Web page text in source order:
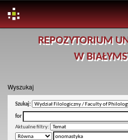
REPOZYTORIUM
W
Wyszukaj
Szukaj:
for
Aktualne filtry: